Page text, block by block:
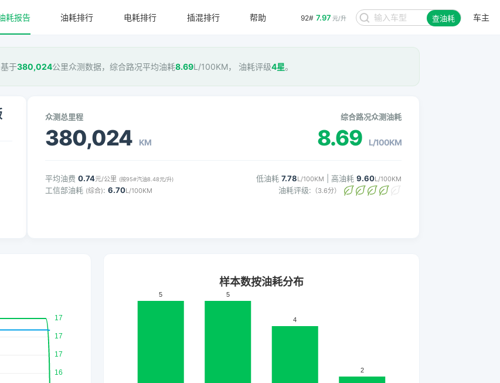
92# 7.97 元/升 查油耗 车主
耗报告 油耗排行 电耗排行 插混排行 帮助
于380,024公里众测数据，综合路况平均油耗8.69L/100KM， 油耗评级4星。
众测总里程
380,024 KM
综合路况众测油耗
8.69 L/100KM
平均油费 0.74元/公里 (按95#汽油8.48元/升)
工信部油耗 (综合): 6.70L/100KM
低油耗 7.78L/100KM | 高油耗 9.60L/100KM
油耗评级: （3.6分）